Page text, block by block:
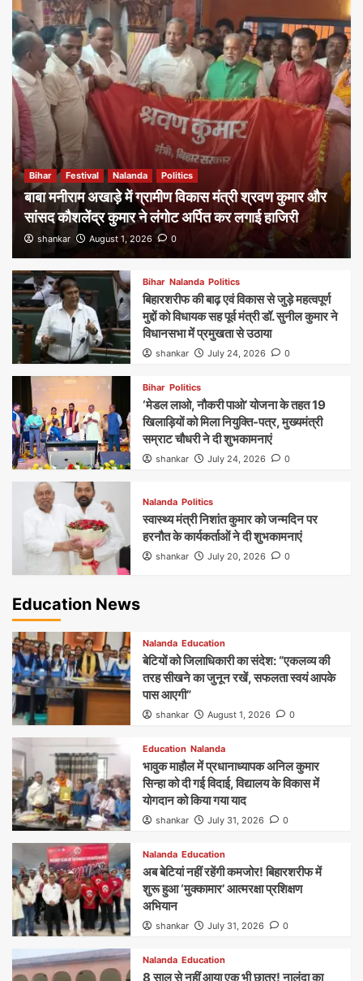
Bihar Festival Nalanda Politics
बाबा मनीराम अखाड़े में ग्रामीण विकास मंत्री श्रवण कुमार और
सांसद कौशलेंद्र कुमार ने लंगोट अर्पित कर लगाई हाजिरी
shankar August 1, 2026 0
Bihar Nalanda Politics
बिहारशरीफ की बाढ़ एवं विकास से जुड़े महत्वपूर्ण
मुद्दों को विधायक सह पूर्व मंत्री डॉ. सुनील कुमार ने
विधानसभा में प्रमुखता से उठाया
shankar July 24, 2026 0
Bihar Politics
‘मेडल लाओ, नौकरी पाओ’ योजना के तहत 19
खिलाड़ियों को मिला नियुक्ति-पत्र, मुख्यमंत्री
सम्राट चौधरी ने दी शुभकामनाएं
shankar July 24, 2026 0
Nalanda Politics
स्वास्थ्य मंत्री निशांत कुमार को जन्मदिन पर
हरनौत के कार्यकर्ताओं ने दी शुभकामनाएं
shankar July 20, 2026 0
Education News
Nalanda Education
बेटियों को जिलाधिकारी का संदेश: “एकलव्य की
तरह सीखने का जुनून रखें, सफलता स्वयं आपके
पास आएगी”
shankar August 1, 2026 0
Education Nalanda
भावुक माहौल में प्रधानाध्यापक अनिल कुमार
सिन्हा को दी गई विदाई, विद्यालय के विकास में
योगदान को किया गया याद
shankar July 31, 2026 0
Nalanda Education
अब बेटियां नहीं रहेंगी कमजोर! बिहारशरीफ में
शुरू हुआ ‘मुक्कामार’ आत्मरक्षा प्रशिक्षण
अभियान
shankar July 31, 2026 0
Nalanda Education
8 साल से नहीं आया एक भी छात्र! नालंदा का